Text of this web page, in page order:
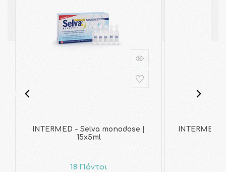
INTERMED - Selva monodose |
15x5ml
18 Πόντοι
INTERMED